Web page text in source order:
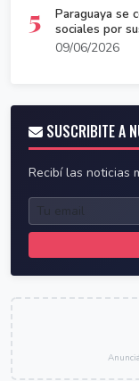
5
Paraguaya se
sociales por
09/06/2026
SUSCRIBITE A
Recibí las noticias